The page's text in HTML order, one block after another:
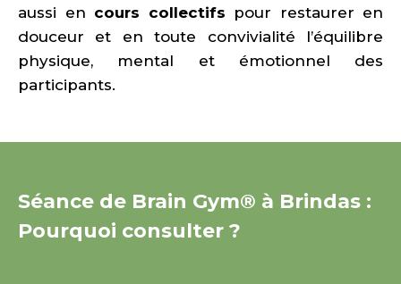
aussi en cours collectifs pour restaurer en
douceur et en toute convivialité l’équilibre
physique, mental et émotionnel des
participants.
Séance de Brain Gym® à Brindas :
Pourquoi consulter ?